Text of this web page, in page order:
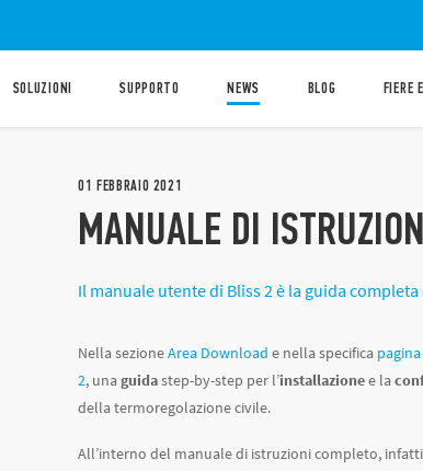
SOLUZIONI SUPPORTO NEWS BLOG FIERE
01 FEBBRAIO 2021
MANUALE DI
Il manuale utente di Bliss 2 è la guida
Nella sezioneArea Download e nella specifica
2, unaguidastep-by-step per l’installazionee la
della termoregolazione civile.
All’interno del manuale di istruzioni completo,